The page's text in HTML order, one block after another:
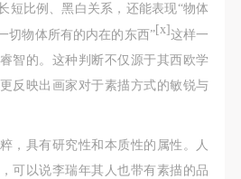
短比例、黑白关系，还能表现“物体
切物体所有的内在的东西”[x]这样一
智的。这种判断不仅源于其西欧学
反映出画家对于素描方式的敏锐与
，具有研究性和本质性的属性。人
可以说李瑞年其人也带有素描的品